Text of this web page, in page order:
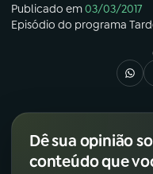
Publicado em03/03/2017
Episódio do programa
Dê sua opinião
conteúdo que